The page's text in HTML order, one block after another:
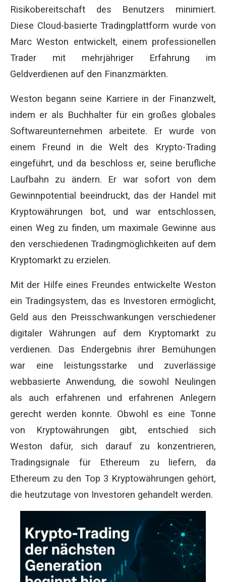
Risikobereitschaft des Benutzers minimiert.
Diese Cloud-basierte Tradingplattform wurde von
Marc Weston entwickelt, einem professionellen
Trader mit mehrjähriger Erfahrung im
Geldverdienen auf den Finanzmärkten.
Weston begann seine Karriere in der Finanzwelt,
indem er als Buchhalter für ein großes globales
Softwareunternehmen arbeitete. Er wurde von
einem Freund in die Welt des Krypto-Trading
eingeführt, und da beschloss er, seine berufliche
Laufbahn zu ändern. Er war sofort von dem
Gewinnpotential beeindruckt, das der Handel mit
Kryptowährungen bot, und war entschlossen,
einen Weg zu finden, um maximale Gewinne aus
den verschiedenen Tradingmöglichkeiten auf dem
Kryptomarkt zu erzielen.
Mit der Hilfe eines Freundes entwickelte Weston
ein Tradingsystem, das es Investoren ermöglicht,
Geld aus den Preisschwankungen verschiedener
digitaler Währungen auf dem Kryptomarkt zu
verdienen. Das Endergebnis ihrer Bemühungen
war eine leistungsstarke und zuverlässige
webbasierte Anwendung, die sowohl Neulingen
als auch erfahrenen und erfahrenen Anlegern
gerecht werden konnte. Obwohl es eine Tonne
von Kryptowährungen gibt, entschied sich
Weston dafür, sich darauf zu konzentrieren,
Tradingsignale für Ethereum zu liefern, da
Ethereum zu den Top 3 Kryptowährungen gehört,
die heutzutage von Investoren gehandelt werden.